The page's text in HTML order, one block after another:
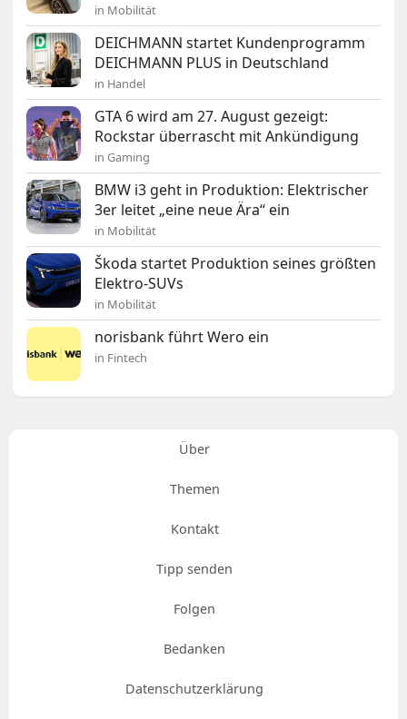
in Mobilität
DEICHMANN startet Kundenprogramm
DEICHMANN PLUS in Deutschland
in Handel
GTA 6 wird am 27. August gezeigt:
Rockstar überrascht mit Ankündigung
in Gaming
BMW i3 geht in Produktion: Elektrischer
3er leitet „eine neue Ära“ ein
in Mobilität
Škoda startet Produktion seines größten
Elektro-SUVs
in Mobilität
norisbank führt Wero ein
in Fintech
Über
Themen
Kontakt
Tipp senden
Folgen
Bedanken
Datenschutzerklärung